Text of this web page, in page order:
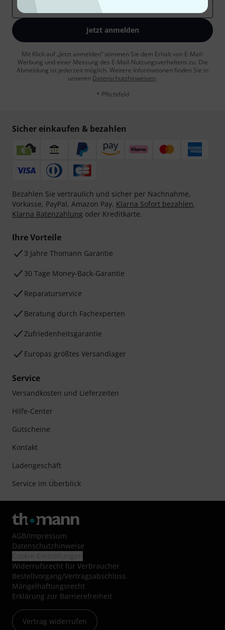
Jetzt anmelden
Mit Klick auf „Jetzt anmelden“ stimmen Sie dem Erhalt von E-Mail-
Werbung und einer Messung des E-Mail-Nutzungsverhaltens zu. Die
Abmeldung ist jederzeit möglich. Weitere Informationen finden Sie in
unseren Datenschutzhinweisen.
* Pflichtfeld
Sicher einkaufen & bezahlen
Bezahlen Sie vertraulich und sicher per Nachnahme,
Vorkasse, PayPal, Amazon Pay, Klarna Sofort bezahlen,
Klarna Ratenzahlung oder Kreditkarte.
Ihre Vorteile
3 Jahre Thomann Garantie
30 Tage Money-Back-Garantie
Reparaturservice
Beratung durch Fachexperten
Zufriedenheitsgarantie
Europas größtes Versandlager
Service
Versandkosten und Lieferzeiten
Hilfe-Center
Gutscheine
Kontakt
Ladengeschäft
Service im Überblick
AGB/Impressum
Datenschutzhinweise
Widerrufsrecht für Verbraucher
Bestellvorgang/Vertragsabschluss
Mängelhaftungsrecht
Erklärung zur Barrierefreiheit
Vertrag widerrufen